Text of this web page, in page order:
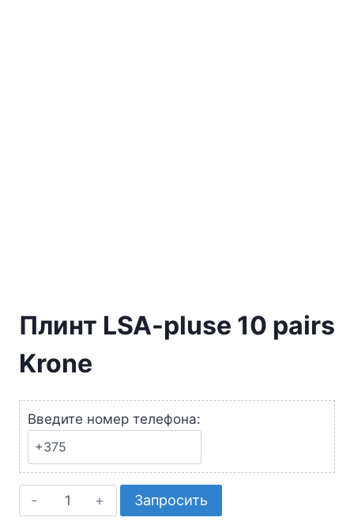
Плинт LSA-pluse 10 pairs
Krone
Введите номер телефона:
Количество
товара
Запросить